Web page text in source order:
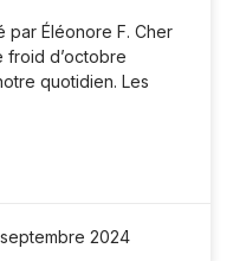
par Éléonore F. Cher
froid d’octobre
quotidien. Les
2024